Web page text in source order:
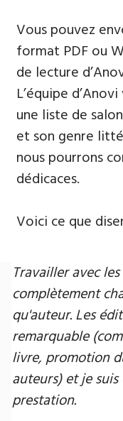
Vous pouvez
format PDF ou
de lecture
L’équipe
une liste de
et son genre
nous pourrons
dédicaces.
Voici ce que
Travailler avec
complètement
qu'auteur. Les
remarquable
livre, promotion
auteurs) et je
prestation.